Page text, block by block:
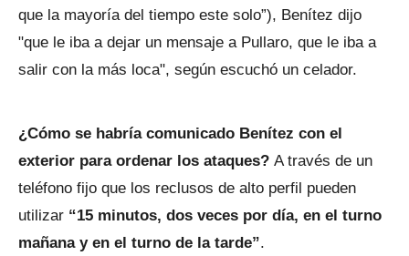
que la mayoría del tiempo este solo”), Benítez dijo
"que le iba a dejar un mensaje a Pullaro, que le iba a
salir con la más loca", según escuchó un celador.
¿Cómo se habría comunicado Benítez con el
exterior para ordenar los ataques? A través de un
teléfono fijo que los reclusos de alto perfil pueden
utilizar “15 minutos, dos veces por día, en el turno
mañana y en el turno de la tarde”.